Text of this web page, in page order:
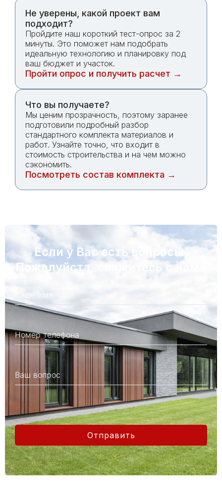
Не уверены, какой проект вам
подходит?
Пройдите наш короткий тест-опрос за 2
минуты. Это поможет нам подобрать
идеальную технологию и планировку под
ваш бюджет и участок.
Пройти опрос и получить расчет →
Что вы получаете?
Мы ценим прозрачность, поэтому заранее
подготовили подробный разбор
стандартного комплекта материалов и
работ. Узнайте точно, что входит в
стоимость строительства и на чем можно
сэкономить.
Посмотреть состав комплекта →
Если у Вас есть вопросы,
Пожалуйста, свяжитесь с нами
Отправить